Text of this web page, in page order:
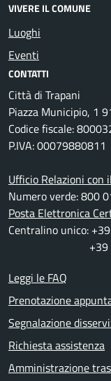
VIVERE IL COMUNE
Luoghi
Eventi
CONTATTI
Città di Trapani
Piazza Municipio, 1
Codice fiscale:
P.IVA: 00079880811
Ufficio Relazioni con
Numero verde: 800
Posta Elettronica
Centralino unico:
+39 331
Leggi le FAQ
Prenotazione
Segnalazione
Richiesta assistenza
Amministrazione